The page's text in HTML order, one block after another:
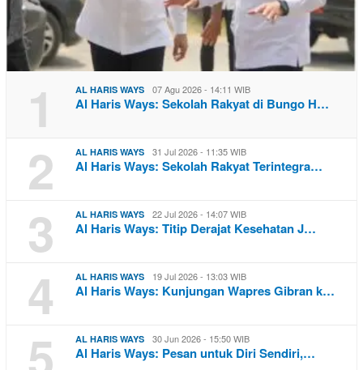
1 AL HARIS WAYS 07 Agu 2026 - 14:11 WIB
Al Haris Ways: Sekolah Rakyat di Bungo H…
2 AL HARIS WAYS 31 Jul 2026 - 11:35 WIB
Al Haris Ways: Sekolah Rakyat Terintegra…
3 AL HARIS WAYS 22 Jul 2026 - 14:07 WIB
Al Haris Ways: Titip Derajat Kesehatan J…
4 AL HARIS WAYS 19 Jul 2026 - 13:03 WIB
Al Haris Ways: Kunjungan Wapres Gibran k…
AL HARIS WAYS 30 Jun 2026 - 15:50 WIB
Al Haris Ways: Pesan untuk Diri Sendiri,…